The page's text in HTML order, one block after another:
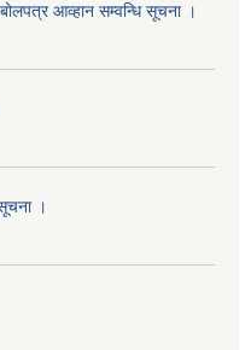
बोलपत्र आव्हान सम्वन्धि सूचना ।
।